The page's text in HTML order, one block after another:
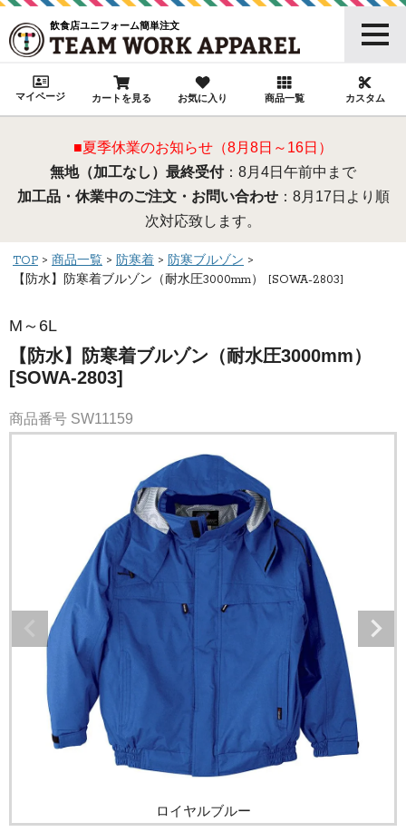
飲食店ユニフォーム簡単注文
マイページ カートを見る お気に入り 商品一覧 カスタム
■夏季休業のお知らせ（8月8日～16日）
無地（加工なし）最終受付：8月4日午前中まで
加工品・休業中のご注文・お問い合わせ：8月17日より順
次対応致します。
TOP 商品一覧 防寒着
防寒ブルゾン
【防水】防寒着ブルゾン（耐水圧3000mm） [SOWA-2803]
M～6L
【防水】防寒着ブルゾン（耐水圧3000mm）
[SOWA-2803]
商品番号 SW11159
ロイヤルブルー